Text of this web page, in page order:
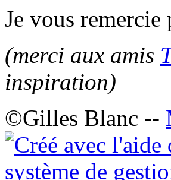
Je vous
(merci aux amis
inspiration)
©Gilles Blanc --